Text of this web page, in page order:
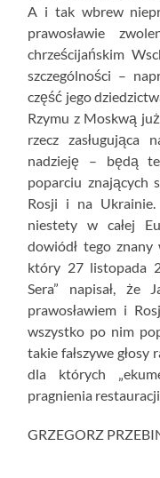
A i tak wbrew
prawosławie
chrześcijańskim
szczególności –
część jego
Rzymu z Moskwą
rzecz
nadzieję – będą
poparciu znających
Rosji i na
niestety w całej
dowiódł tego znany
który 27 listopada
Sera” napisał, że
prawosławiem i
wszystko po nim
takie fałszywe głosy
dla których
pragnienia
GRZEGORZ